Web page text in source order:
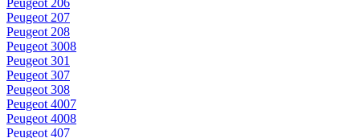
Peugeot 206
Peugeot 207
Peugeot 208
Peugeot 3008
Peugeot 301
Peugeot 307
Peugeot 308
Peugeot 4007
Peugeot 4008
Peugeot 407